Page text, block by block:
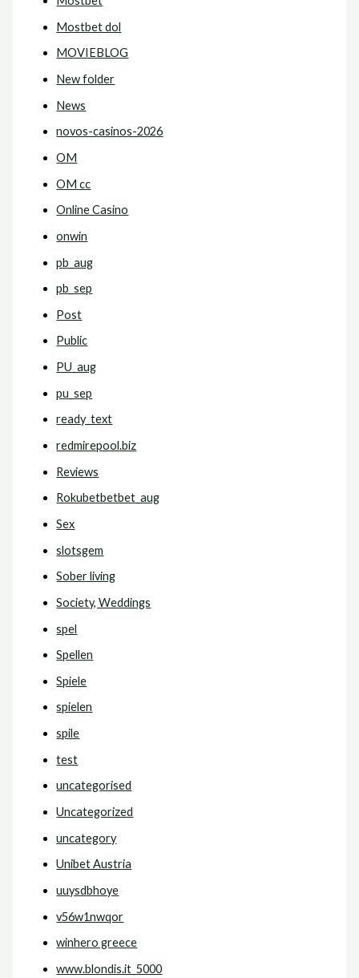
Mostbet dol
MOVIEBLOG
New folder
News
novos-casinos-2026
OM
OM cc
Online Casino
onwin
pb_aug
pb_sep
Post
Public
PU_aug
pu_sep
ready_text
redmirepool.biz
Reviews
Rokubetbetbet_aug
Sex
slotsgem
Sober living
Society, Weddings
spel
Spellen
Spiele
spielen
spile
test
uncategorised
Uncategorized
uncategory
Unibet Austria
uuysdbhoye
v56w1nwqor
winhero greece
www.blondis.it_5000